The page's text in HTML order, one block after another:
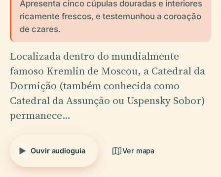
Apresenta cinco cúpulas douradas e interiores
ricamente frescos, e testemunhou a coroação
de czares.
Localizada dentro do mundialmente
famoso Kremlin de Moscou, a Catedral da
Dormição (também conhecida como
Catedral da Assunção ou Uspensky Sobor)
permanece…
Ouvir audioguia Ver mapa